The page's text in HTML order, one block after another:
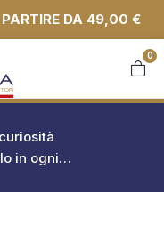
DA 49,00 €
0
in ogni…